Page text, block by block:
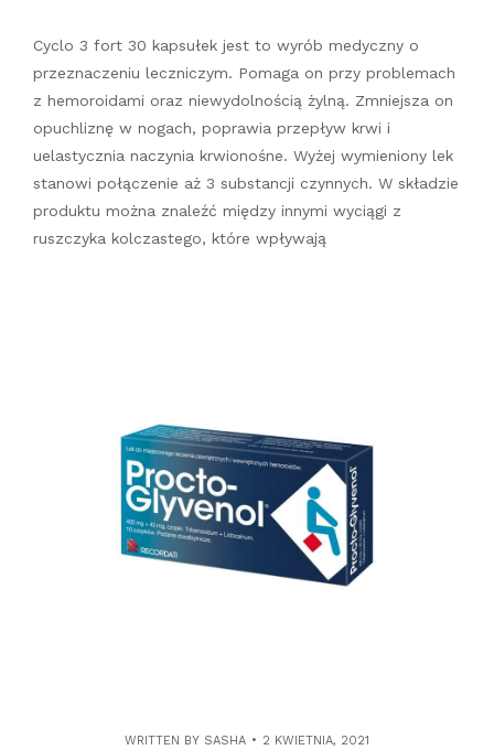
Cyclo 3 fort 30 kapsułek jest to wyrób medyczny o
przeznaczeniu leczniczym. Pomaga on przy problemach
z hemoroidami oraz niewydolnością żylną. Zmniejsza on
opuchliznę w nogach, poprawia przepływ krwi i
uelastycznia naczynia krwionośne. Wyżej wymieniony lek
stanowi połączenie aż 3 substancji czynnych. W składzie
produktu można znaleźć między innymi wyciągi z
ruszczyka kolczastego, które wpływają
WRITTEN BY SASHA 2 KWIETNIA, 2021